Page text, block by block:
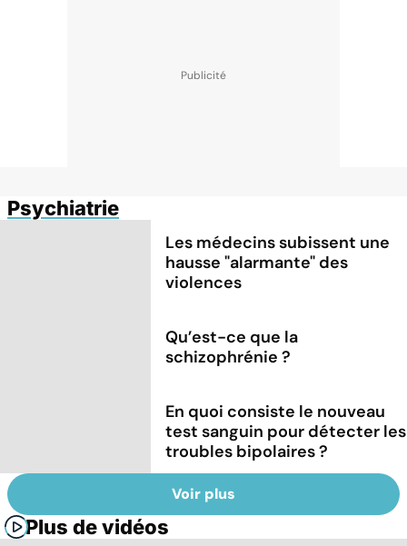
Psychiatrie
Les médecins subissent une
hausse "alarmante" des
violences
Qu’est-ce que la
schizophrénie ?
En quoi consiste le nouveau
test sanguin pour détecter les
troubles bipolaires ?
Voir plus
Plus de vidéos